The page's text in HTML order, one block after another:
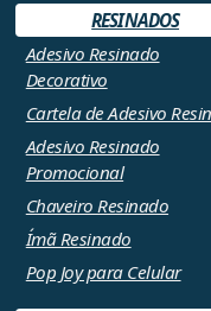
RESINADOS
Adesivo Resinado
Decorativo
Cartela de Adesivo
Adesivo Resinado
Promocional
Chaveiro Resinado
Ímã Resinado
Pop Joy para Celular